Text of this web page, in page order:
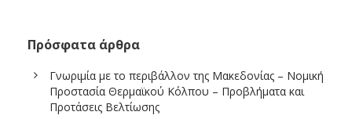
Πρόσφατα άρθρα
Γνωριμία με το περιβάλλον της Μακεδονίας – Νομική
Προστασία Θερμαϊκού Κόλπου – Προβλήματα και
Προτάσεις Βελτίωσης